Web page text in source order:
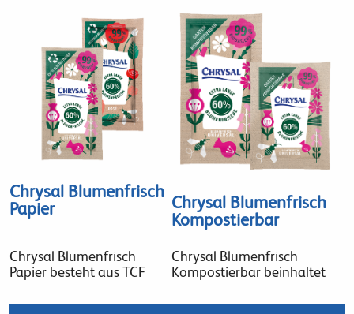
Chrysal Blumenfrisch
Papier
Chrysal Blumenfrisch
Papier besteht aus TCF
Chrysal Blumenfrisch
Kompostierbar
Chrysal Blumenfrisch
Kompostierbar beinhaltet